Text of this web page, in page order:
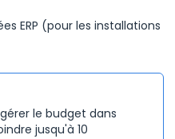
ERP (pour les installations
le budget dans
jusqu'à 10